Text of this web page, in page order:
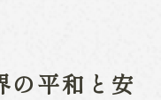
の平和と安